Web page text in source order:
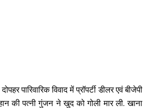
पारिवारिक विवाद में प्रॉपर्टी डीलर एवं बीजेपी
की पत्नी गुंजन ने खुद को गोली मार ली. खाना